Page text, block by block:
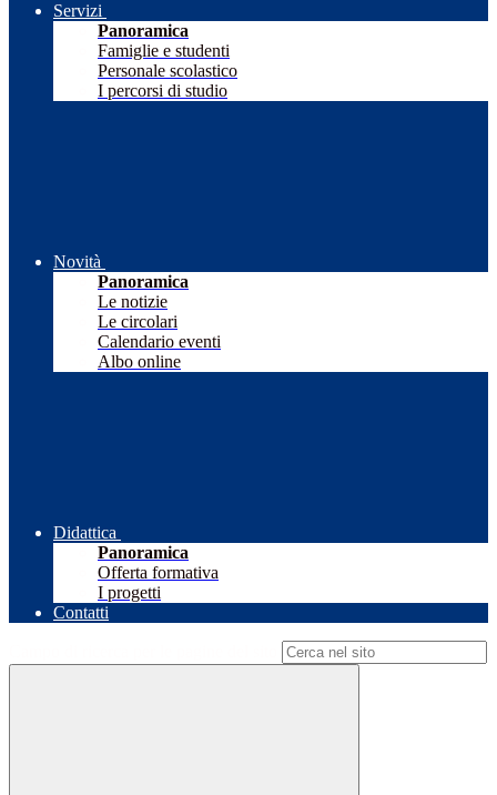
Servizi
Panoramica
Famiglie e studenti
Personale scolastico
I percorsi di studio
Novità
Panoramica
Le notizie
Le circolari
Calendario eventi
Albo online
Didattica
Panoramica
Offerta formativa
I progetti
Contatti